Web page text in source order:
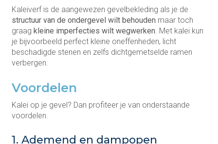
Kaleiverf is de aangewezen gevelbekleding als je de
structuur van de ondergevel wilt behouden maar toch
graag kleine imperfecties wilt wegwerken . Met kalei kun
je bijvoorbeeld perfect kleine oneffenheden, licht
beschadigde stenen en zelfs dichtgemetselde ramen
verbergen.
Voordelen
Kalei op je gevel? Dan profiteer je van onderstaande
voordelen.
1. Ademend en dampopen